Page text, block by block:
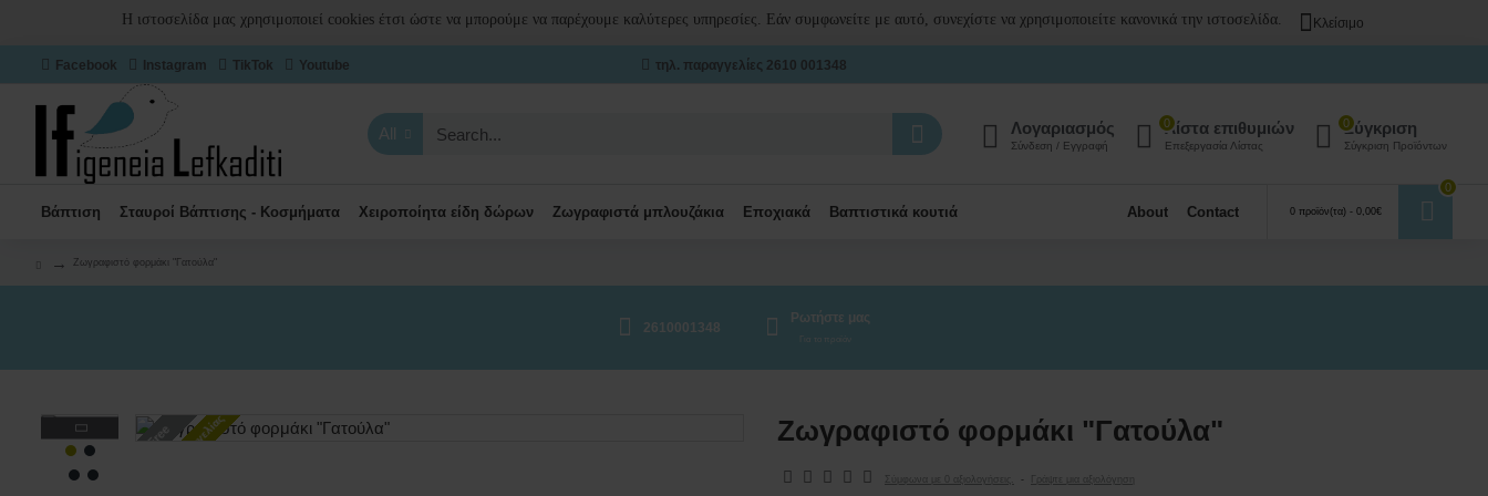
Η ιστοσελίδα μας χρησιμοποιεί cookies έτσι ώστε να μπορούμε να παρέχουμε καλύτερες υπηρεσίες. Εάν συμφωνείτε με αυτό, συνεχίστε να χρησιμοποιείτε κανονικά την ιστοσελίδα. Κλείσιμο
Facebook Instagram TikTok Youtube τηλ. παραγγελίες 2610 001348
All Λογαριασμός
Σύνδεση / Εγγραφή
Λίστα επιθυμιών
Επεξεργασία Λίστας
0 Σύγκριση
Σύγκριση Προϊόντων
0
Βάπτιση Σταυροί Βάπτισης - Κοσμήματα Χειροποίητα είδη δώρων Ζωγραφιστά μπλουζάκια Εποχιακά Βαπτιστικά κουτιά About Contact 0 προϊόν(τα) - 0,00€
0
Ζωγραφιστό φορμάκι "Γατούλα"
2610001348
Ρωτήστε μας
Για το προϊόν
Free
Κατόπιν παραγγελίας Ζωγραφιστό φορμάκι "Γατούλα"
Σύμφωνα με 0 αξιολογήσεις. - Γράψτε μια αξιολόγηση